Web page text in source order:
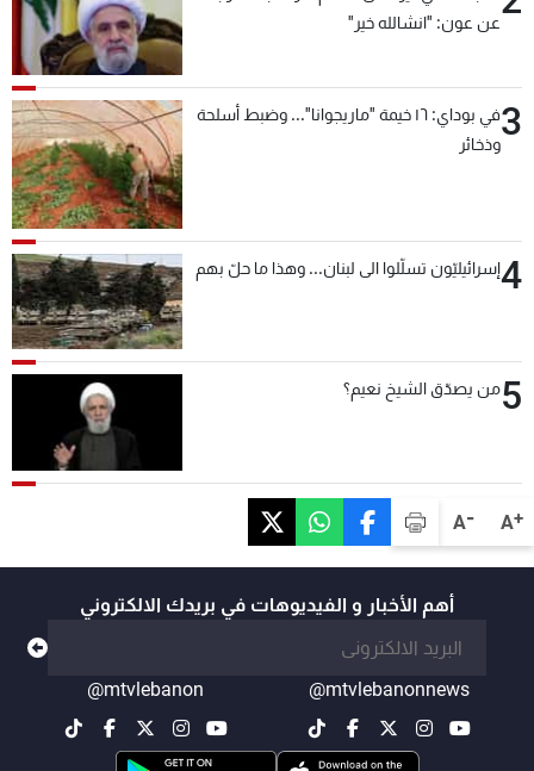
A+
A-
عن عون: "انشالله خير"
3
في بوداي: ١٦ خيمة "ماريجوانا"... وضبط أسلحة
وذخائر
4إسرائيليّون تسلّلوا الى لبنان... وهذا ما حلّ بهم
5من يصدّق الشيخ نعيم؟
أهم الأخبار و الفيديوهات في بريدك الالكتروني
@mtvlebanonnews
@mtvlebanon